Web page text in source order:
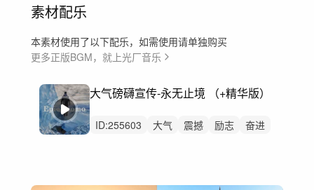
素材配乐
本素材使用了以下配乐，如需使用请单独购买
更多正版BGM，就上光厂音乐
大气磅礴宣传-永无止境 （+精华版）
ID:255603 大气 震撼 励志
奋进